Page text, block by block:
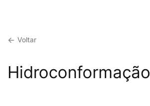
Voltar
Hidroconformação